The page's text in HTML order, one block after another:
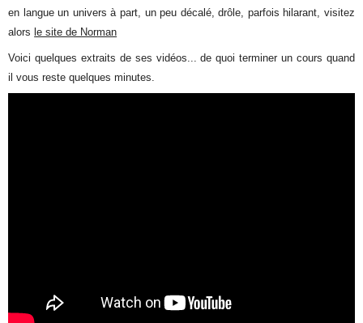
en langue un univers à part, un peu décalé, drôle, parfois hilarant, visitez
alorsle site de Norman
Voici quelques extraits de ses vidéos... de quoi terminer un cours quand
il vous reste quelques minutes.